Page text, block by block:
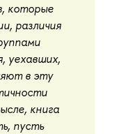
которые
различия
уехавших,
в эту
книга
пусть